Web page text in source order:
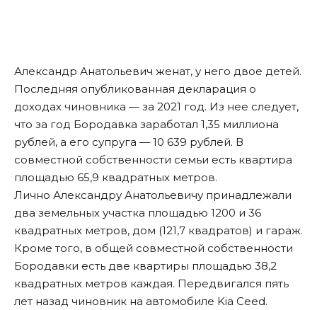
Александр Анатольевич женат, у него двое детей.
Последняя опубликованная декларация о
доходах чиновника — за 2021 год. Из нее следует,
что за год Бородавка заработал 1,35 миллиона
рублей, а его супруга — 10 639 рублей. В
совместной собственности семьи есть квартира
площадью 65,9 квадратных метров.
Лично Александру Анатольевичу принадлежали
два земельных участка площадью 1200 и 36
квадратных метров, дом (121,7 квадратов) и гараж.
Кроме того, в общей совместной собственности
Бородавки есть две квартиры площадью 38,2
квадратных метров каждая. Передвигался пять
лет назад чиновник на автомобиле Kia Ceed.